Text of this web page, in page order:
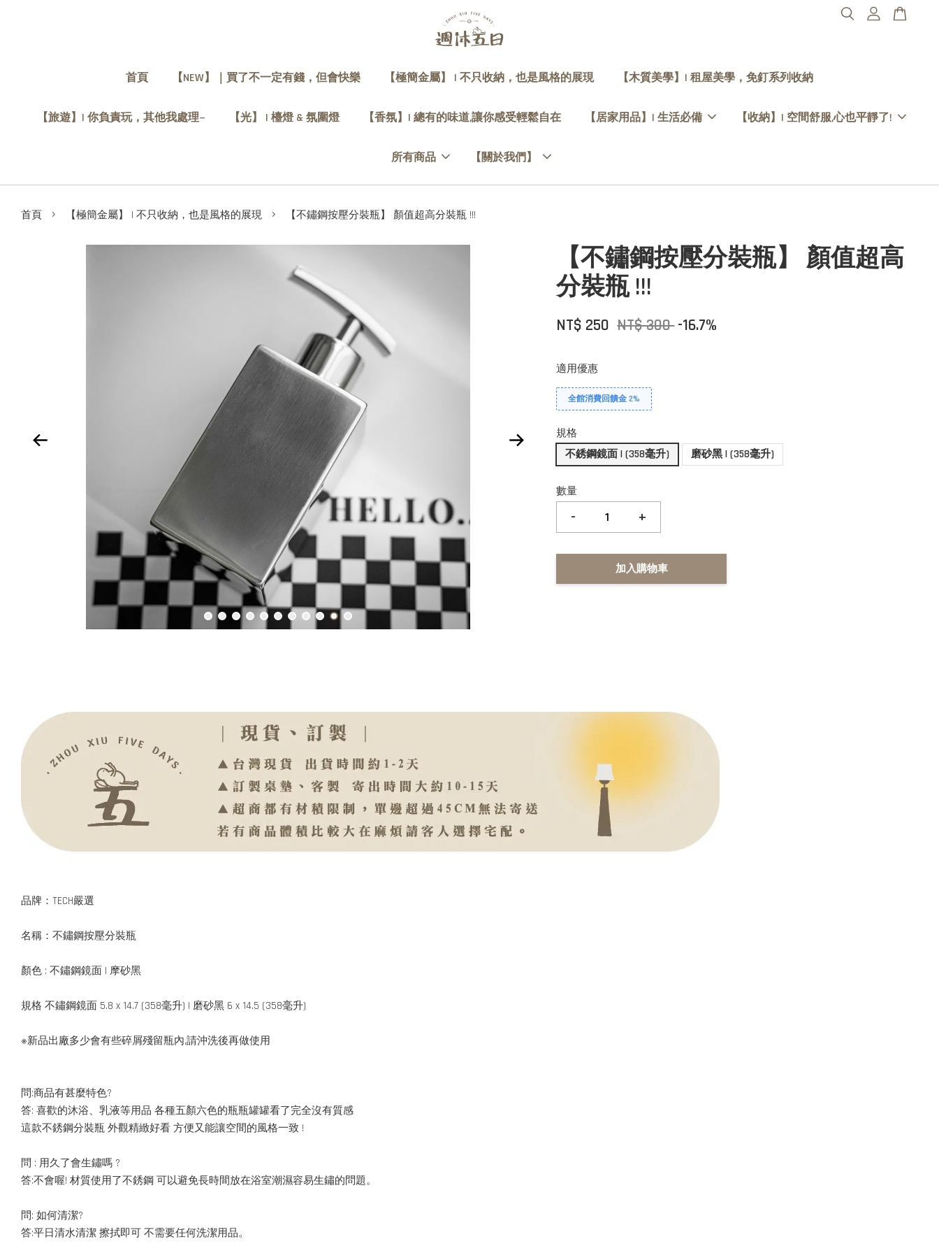
首頁 【NEW】｜買了不一定有錢，但會快樂 【極簡金屬】 | 不只收納，也是風格的展現 【木質美學】| 租屋美學，免釘系列收納
【旅遊】| 你負責玩，其他我處理~ 【光】 | 檯燈 & 氛圍燈 【香氛】| 總有的味道,讓你感受輕鬆自在 【居家用品】| 生活必備 【收納】| 空間舒服,心也平靜了!
所有商品 【關於我們】
首頁 › 【極簡金屬】 | 不只收納，也是風格的展現 › 【不鏽鋼按壓分裝瓶】 顏值超高分裝瓶 !!!
【不鏽鋼按壓分裝瓶】 顏值超高
分裝瓶 !!!
NT$ 250 NT$ 300-16.7%
適用優惠
全館消費回饋金 2%
規格
不銹鋼鏡面 | (358毫升)
磨砂黑 | (358毫升)
數量
- +
加入購物車
品牌：TECH嚴選
名稱：不鏽鋼按壓分裝瓶
顏色 : 不鏽鋼鏡面 | 摩砂黑
規格 不鏽鋼鏡面 5.8 x 14.7 (358毫升) | 磨砂黑 6 x 14.5 (358毫升)
※新品出廠多少會有些碎屑殘留瓶內,請沖洗後再做使用
問:商品有甚麼特色?
答: 喜歡的沐浴、乳液等用品 各種五顏六色的瓶瓶罐罐看了完全沒有質感
這款不銹鋼分裝瓶 外觀精緻好看 方便又能讓空間的風格一致 !
問 : 用久了會生鏽嗎 ?
答:不會喔! 材質使用了不銹鋼 可以避免長時間放在浴室潮濕容易生鏽的問題。
問: 如何清潔?
答:平日清水清潔 擦拭即可 不需要任何洗潔用品。